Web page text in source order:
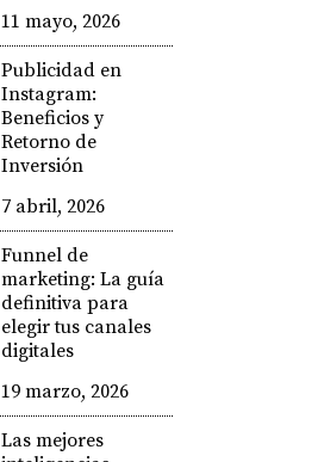
11 mayo, 2026
Publicidad en
Instagram:
Beneficios y
Retorno de
Inversión
7 abril, 2026
Funnel de
marketing: La guía
definitiva para
elegir tus canales
digitales
19 marzo, 2026
Las mejores